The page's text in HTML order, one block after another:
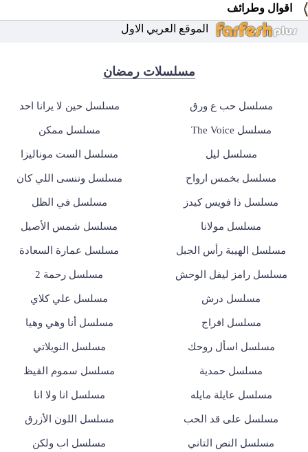
اقوال وطرائف
الموقع العربي الاول
مسلسلات رمضان
مسلسل حب ع ورق مسلسل حين لا يرانا احد
مسلسل The Voice مسلسل ممكن
مسلسل ليل مسلسل الست موناليزا
مسلسل بخمس ارواح مسلسل وننسى اللي كان
مسلسل ذا فويس كيدز مسلسل في الظل
مسلسل مولانا مسلسل شمس الأصيل
مسلسل الهيبة رأس الجبل مسلسل عمارة السعادة
مسلسل رامز ليفل الوحش مسلسل رحمة 2
مسلسل درش مسلسل علي كلاي
مسلسل افراج مسلسل أنا وهي وهيا
مسلسل اسأل روحك مسلسل النويلاتي
مسلسل حمدية مسلسل سموم القيظ
مسلسل عايلة مايله مسلسل انا ولا انا
مسلسل على قد الحب مسلسل اللون الأزرق
مسلسل النص التاني مسلسل اب ولكن